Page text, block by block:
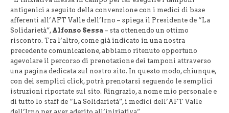
antigenici a seguito della convenzione con i medici di base
afferenti all’AFT Valle dell’Irno – spiega il Presidente de “La
Solidarietà”, Alfonso Sessa – sta ottenendo un ottimo
riscontro. Tra l’altro, come già indicato in una nostra
precedente comunicazione, abbiamo ritenuto opportuno
agevolare il percorso di prenotazione dei tamponi attraverso
una pagina dedicata sul nostro sito. In questo modo, chiunque,
con dei semplici click, potrà prenotarsi seguendo le semplici
istruzioni riportate sul sito. Ringrazio, a nome mio personale e
di tutto lo staff de “La Solidarietà”, i medici dell’AFT Valle